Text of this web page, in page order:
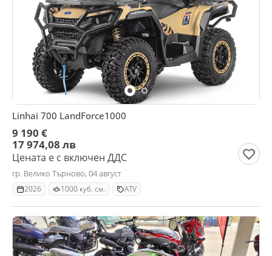
Linhai 700 LandForce1000
9 190 €
17 974,08 лв
Цената е с включен ДДС
гр. Велико Търново, 04 август
2026 1000 куб. см. ATV